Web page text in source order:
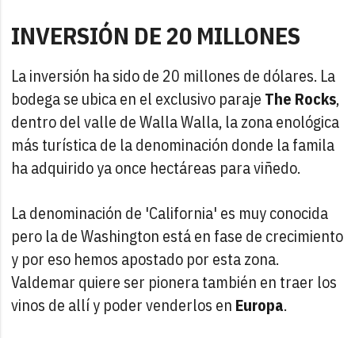
INVERSIÓN DE 20 MILLONES
La inversión ha sido de 20 millones de dólares. La
bodega se ubica en el exclusivo paraje The Rocks,
dentro del valle de Walla Walla, la zona enológica
más turística de la denominación donde la famila
ha adquirido ya once hectáreas para viñedo.
La denominación de 'California' es muy conocida
pero la de Washington está en fase de crecimiento
y por eso hemos apostado por esta zona.
Valdemar quiere ser pionera también en traer los
vinos de allí y poder venderlos en Europa.